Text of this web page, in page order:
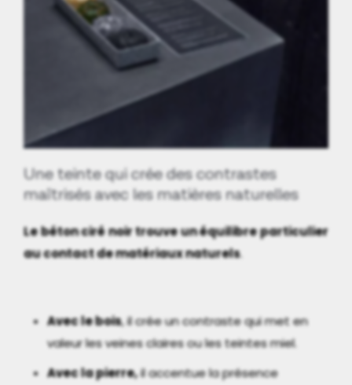
Une teinte qui crée des contrastes
maîtrisés avec les matières naturelles
Le béton ciré noir trouve un équilibre particulier
au contact de matériaux naturels.
Avec le bois, il crée un contraste qui met en
valeur les veines claires ou les teintes miel.
Avec la pierre,il accentue la présence